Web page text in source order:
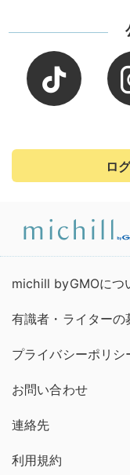
ロ
michill byGMOにつ
有識者・ライターの
プライバシーポリシ
お問い合わせ
連絡先
利用規約